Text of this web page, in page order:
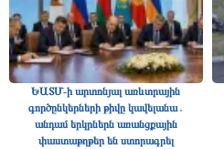
ԵԱՏՄ-ի արտոնյալ առևտրային
գործընկերների թիվը կավելանա․
անդամ երկրներն առանցքային
փաստաթղթեր են ստորագրել